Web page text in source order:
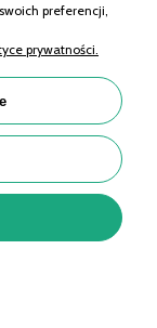
preferencji,
prywatności.